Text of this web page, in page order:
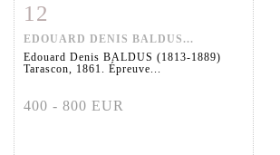
Fiche détaillée
12
EDOUARD DENIS BALDUS...
Edouard Denis BALDUS (1813-1889)
Tarascon, 1861. Épreuve...
400 - 800 EUR